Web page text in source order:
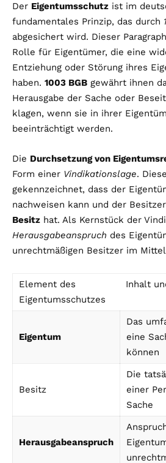
Der Eigentumsschutz ist im
fundamentales Prinzip, das durch
abgesichert wird. Dieser
Rolle für Eigentümer, die eine
Entziehung oder Störung ihres
haben. 1003 BGB gewährt ihnen
Herausgabe der Sache oder
klagen, wenn sie in ihrer
beeinträchtigt werden.
Die Durchsetzung von
Form einer Vindikationslage.
gekennzeichnet, dass der
nachweisen kann und der
Besitz hat. Als Kernstück der
Herausgabeanspruch des
unrechtmäßigen Besitzer im
Element des
Eigentumsschutzes
Inhalt
Eigentum
Das
eine
können
Besitz
Die
einer
Sache
Herausgabeanspruch